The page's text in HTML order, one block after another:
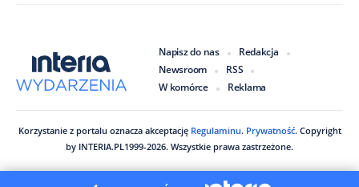
Napisz do nas
Redakcja
Newsroom
RSS
W komórce
Reklama
Korzystanie z portalu oznacza akceptację Regulaminu. Prywatność. Copyright
by INTERIA.PL1999-2026. Wszystkie prawa zastrzeżone.